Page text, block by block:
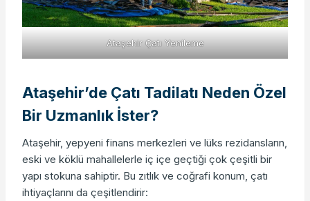
Ataşehir Çatı Yenileme
Ataşehir’de Çatı Tadilatı Neden Özel
Bir Uzmanlık İster?
Ataşehir, yepyeni finans merkezleri ve lüks rezidansların,
eski ve köklü mahallelerle iç içe geçtiği çok çeşitli bir
yapı stokuna sahiptir. Bu zıtlık ve coğrafi konum, çatı
ihtiyaçlarını da çeşitlendirir: